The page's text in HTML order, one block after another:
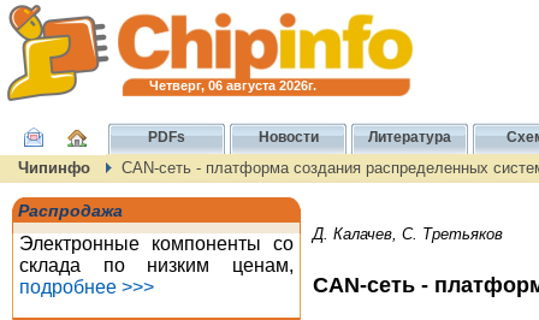
Четверг, 06 августа 2026г.
PDFs Новости Литература
Чипинфо CAN-сеть - платформа создания распределенных
Распродажа
Электронные компоненты со
склада по низким ценам,
подробнее >>>
Д. Калачев, С. Третьяков
CAN-сеть -